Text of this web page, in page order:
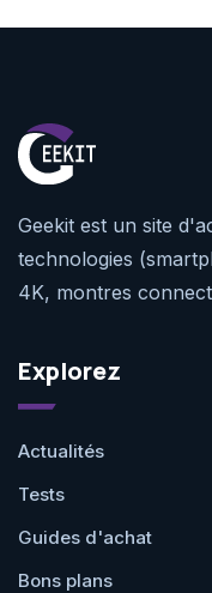
Geekit est un site
technologies
4K, montres
Explorez
Actualités
Tests
Guides d'achat
Bons plans